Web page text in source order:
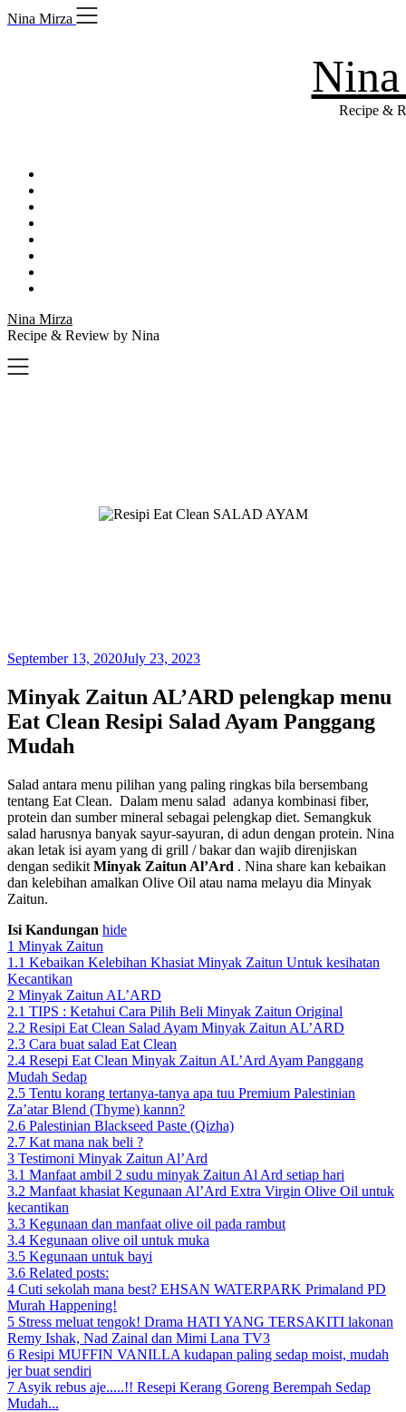
Skip
to
Nina Mirza
Recipe &
Nina Mirza
Recipe & Review by Nina
September 13, 2020July 23, 2023
Minyak Zaitun AL’ARD pelengkap menu
Eat Clean Resipi Salad Ayam Panggang
Mudah
Salad antara menu pilihan yang paling ringkas bila bersembang
tentang Eat Clean. Dalam menu salad adanya kombinasi fiber,
protein dan sumber mineral sebagai pelengkap diet. Semangkuk
salad harusnya banyak sayur-sayuran, di adun dengan protein. Nina
akan letak isi ayam yang di grill / bakar dan wajib direnjiskan
dengan sedikit Minyak Zaitun Al’Ard . Nina share kan kebaikan
dan kelebihan amalkan Olive Oil atau nama melayu dia Minyak
Zaitun.
Isi Kandungan hide
1 Minyak Zaitun
1.1 Kebaikan Kelebihan Khasiat Minyak Zaitun Untuk kesihatan
Kecantikan
2 Minyak Zaitun AL’ARD
2.1 TIPS : Ketahui Cara Pilih Beli Minyak Zaitun Original
2.2 Resipi Eat Clean Salad Ayam Minyak Zaitun AL’ARD
2.3 Cara buat salad Eat Clean
2.4 Resepi Eat Clean Minyak Zaitun AL’Ard Ayam Panggang
Mudah Sedap
2.5 Tentu korang tertanya-tanya apa tuu Premium Palestinian
Za’atar Blend (Thyme) kannn?
2.6 Palestinian Blackseed Paste (Qizha)
2.7 Kat mana nak beli ?
3 Testimoni Minyak Zaitun Al’Ard
3.1 Manfaat ambil 2 sudu minyak Zaitun Al Ard setiap hari
3.2 Manfaat khasiat Kegunaan Al’Ard Extra Virgin Olive Oil untuk
kecantikan
3.3 Kegunaan dan manfaat olive oil pada rambut
3.4 Kegunaan olive oil untuk muka
3.5 Kegunaan untuk bayi
3.6 Related posts:
4 Cuti sekolah mana best? EHSAN WATERPARK Primaland PD
Murah Happening!
5 Stress meluat tengok! Drama HATI YANG TERSAKITI lakonan
Remy Ishak, Nad Zainal dan Mimi Lana TV3
6 Resipi MUFFIN VANILLA kudapan paling sedap moist, mudah
jer buat sendiri
7 Asyik rebus aje.....!! Resepi Kerang Goreng Berempah Sedap
Mudah...